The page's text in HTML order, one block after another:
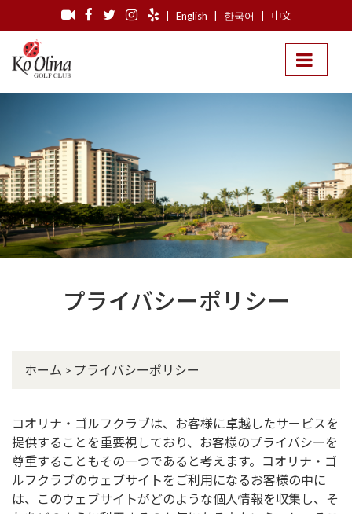
English 한국어 中文
プライバシーポリシー
ホーム > プライバシーポリシー
コオリナ・ゴルフクラブは、お客様に卓越したサービスを
提供することを重要視しており、お客様のプライバシーを
尊重することもその一つであると考えます。コオリナ・ゴ
ルフクラブのウェブサイトをご利用になるお客様の中に
は、このウェブサイトがどのような個人情報を収集し、そ